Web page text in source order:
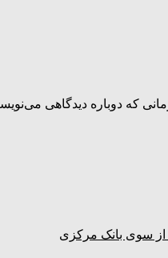
که دوباره دیدگاهی
از سوی بانک مرکزی